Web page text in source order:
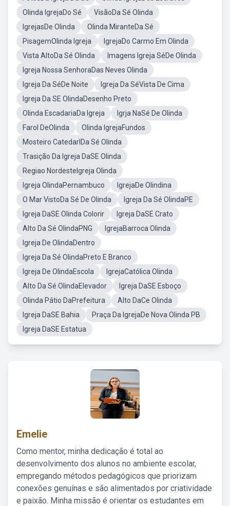
Olinda IgrejaDo Sé
VisãoDa Sé Olinda
IgrejasDe Olinda
Olinda MiranteDa Sé
PisagemOlinda Igreja
IgrejaDo Carmo Em Olinda
Vista AltoDa Sé Olinda
Imagens Igreja SéDe Olinda
Igreja Nossa SenhoraDas Neves Olinda
Igreja Da SéDe Noite
Igreja Da SéVista De Cima
Igreja Da SE OlindaDesenho Preto
Olinda EscadariaDa Igreja
Igrja NaSé De Olinda
Farol DeOlinda
Olinda IgrejaFundos
Mosteiro CatedarlDa Sé Olinda
Trasição Da Igreja DaSE Olinda
Regiao NordesteIgreja Olinda
Igreja OlindaPernambuco
IgrejaDe Olindina
O Mar VistoDa Sé De Olinda
Igreja Da Sé OlindaPE
Igreja DaSE Olinda Colorir
Igreja DaSE Crato
Alto Da Sé OlindaPNG
IgrejaBarroca Olinda
Igreja De OlindaDentro
Igreja Da Sé OlindaPreto E Branco
Igreja De OlindaEscola
IgrejaCatólica Olinda
Alto Da Sé OlindaElevador
Igreja DaSE Esboço
Olinda Pátio DaPrefeitura
Alto DaCe Olinda
Igreja DaSE Bahia
Praça Da IgrejaDe Nova Olinda PB
Igreja DaSE Estatua
Emelie
Como mentor, minha dedicação é total ao
desenvolvimento dos alunos no ambiente escolar,
empregando métodos pedagógicos que priorizam
conexões genuínas e são alimentados por criatividade
e paixão. Minha missão é orientar os estudantes em